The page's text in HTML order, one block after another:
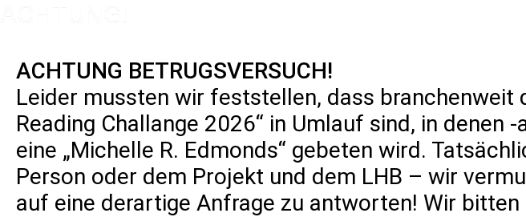
LITERATURHAUS
ACHTUNG BETRUGSVERSUCH!
Leider mussten wir feststellen, dass branchenweit
Reading Challange 2026“ in Umlauf sind, in denen
eine „Michelle R. Edmonds“ gebeten wird.
Person oder dem Projekt und dem LHB – wir
auf eine derartige Anfrage zu antworten! Wir